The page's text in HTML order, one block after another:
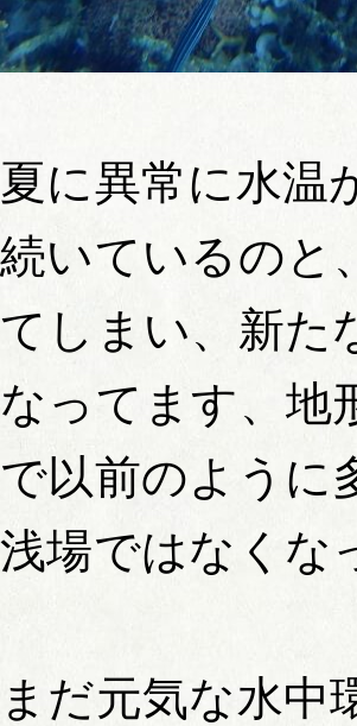
夏に異常に水温
続いているのと
てしまい、新た
なってます、地
で以前のように
浅場ではなくな
まだ元気な水中